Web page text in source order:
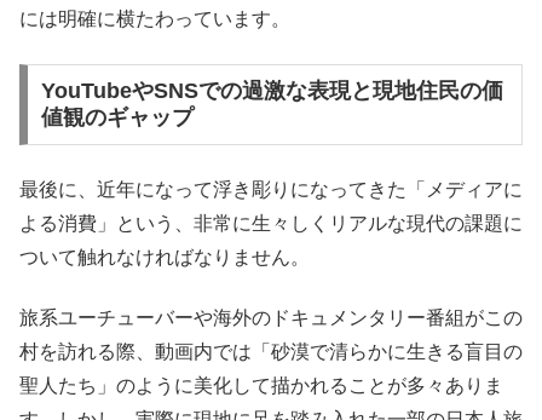
には明確に横たわっています。
YouTubeやSNSでの過激な表現と現地住民の価
値観のギャップ
最後に、近年になって浮き彫りになってきた「メディアに
よる消費」という、非常に生々しくリアルな現代の課題に
ついて触れなければなりません。
旅系ユーチューバーや海外のドキュメンタリー番組がこの
村を訪れる際、動画内では「砂漠で清らかに生きる盲目の
聖人たち」のように美化して描かれることが多々ありま